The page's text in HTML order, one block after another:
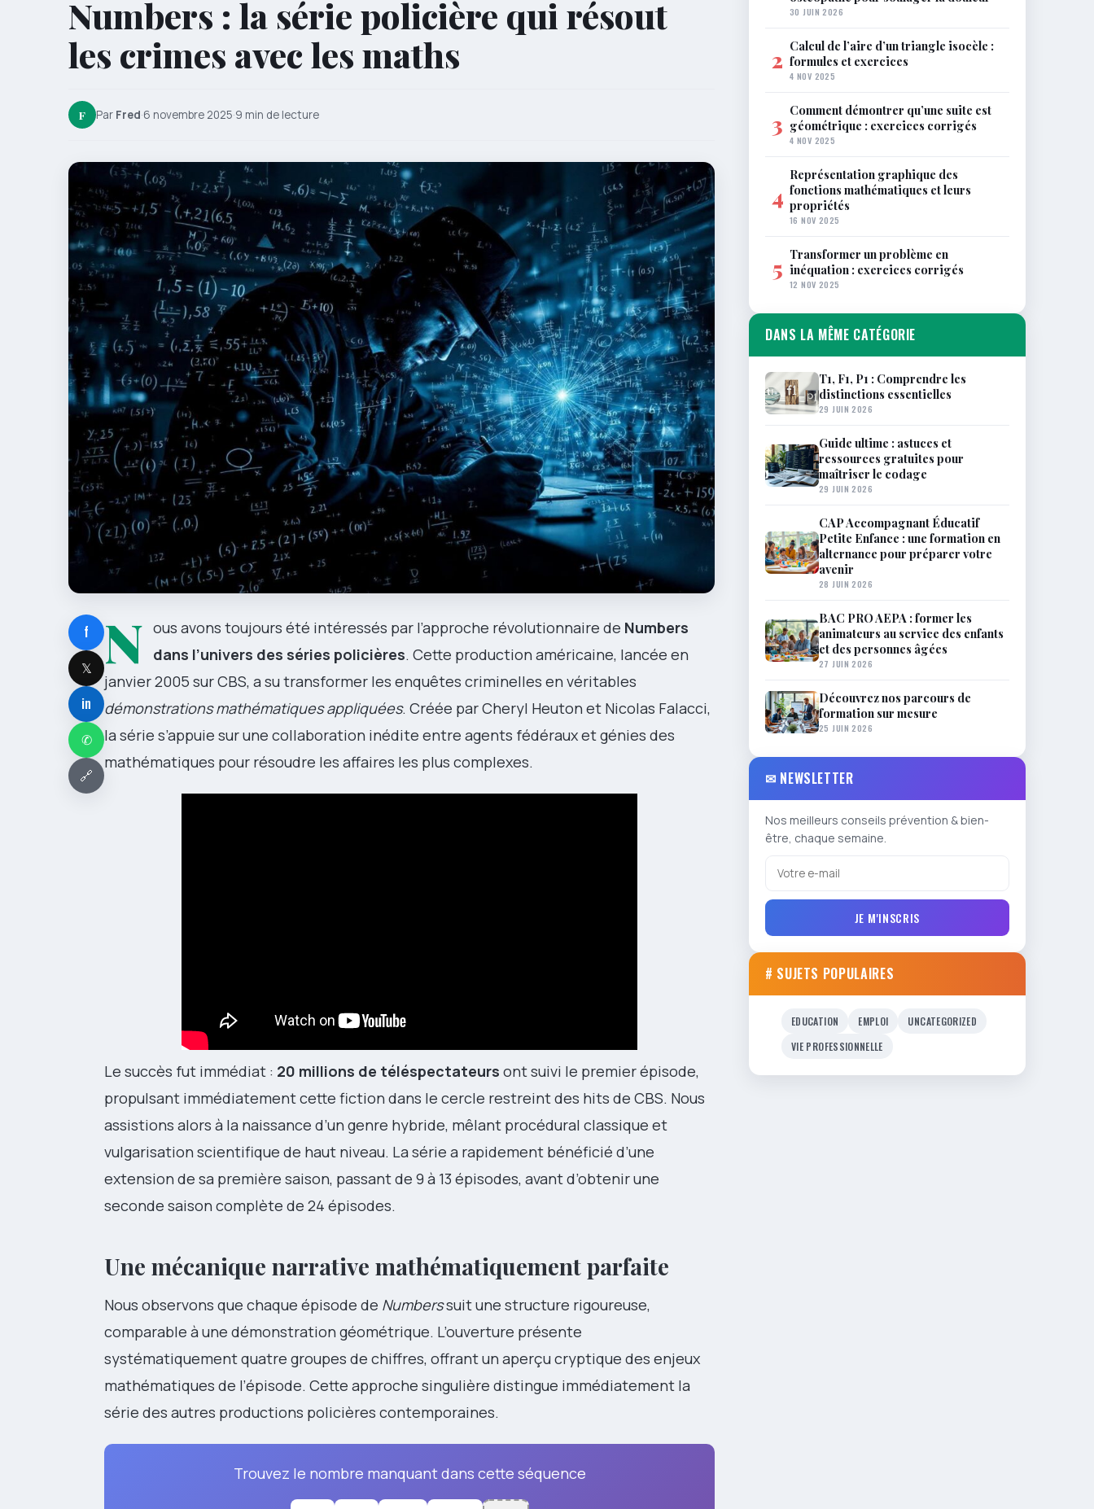
Numbers : la série policière qui résout
les crimes avec les maths
F Par Fred·6 novembre 2025·9 min de lecture
f
𝕏
in
✆
🔗
N ous avons toujours été intéressés par l’approche révolutionnaire de Numbers
dans l’univers des séries policières. Cette production américaine, lancée en
janvier 2005 sur CBS, a su transformer les enquêtes criminelles en véritables
démonstrations mathématiques appliquées. Créée par Cheryl Heuton et Nicolas Falacci,
la série s’appuie sur une collaboration inédite entre agents fédéraux et génies des
mathématiques pour résoudre les affaires les plus complexes.
Le succès fut immédiat : 20 millions de téléspectateurs ont suivi le premier épisode,
propulsant immédiatement cette fiction dans le cercle restreint des hits de CBS. Nous
assistions alors à la naissance d’un genre hybride, mêlant procédural classique et
vulgarisation scientifique de haut niveau. La série a rapidement bénéficié d’une
extension de sa première saison, passant de 9 à 13 épisodes, avant d’obtenir une
seconde saison complète de 24 épisodes.
Une mécanique narrative mathématiquement parfaite
Nous observons que chaque épisode de Numberssuit une structure rigoureuse,
comparable à une démonstration géométrique. L’ouverture présente
systématiquement quatre groupes de chiffres, offrant un aperçu cryptique des enjeux
mathématiques de l’épisode. Cette approche singulière distingue immédiatement la
série des autres productions policières contemporaines.
Trouvez le nombre manquant dans cette séquence
30 JUIN 2026
2 Calcul de l’aire d’un triangle isocèle :
formules et exercices
4 NOV 2025
3 Comment démontrer qu’une suite est
géométrique : exercices corrigés
4 NOV 2025
4
Représentation graphique des
fonctions mathématiques et leurs
propriétés
16 NOV 2025
5 Transformer un problème en
inéquation : exercices corrigés
12 NOV 2025
DANS LA MÊME CATÉGORIE
T1, F1, P1 : Comprendre les
distinctions essentielles
29 JUIN 2026
Guide ultime : astuces et
ressources gratuites pour
maîtriser le codage
29 JUIN 2026
CAP Accompagnant Éducatif
Petite Enfance : une formation en
alternance pour préparer votre
avenir
28 JUIN 2026
BAC PRO AEPA : former les
animateurs au service des enfants
et des personnes âgées
27 JUIN 2026
Découvrez nos parcours de
formation sur mesure
25 JUIN 2026
✉ NEWSLETTER
Nos meilleurs conseils prévention & bien-
être, chaque semaine.
JE M'INSCRIS
# SUJETS POPULAIRES
EDUCATION EMPLOI
UNCATEGORIZED
VIE PROFESSIONNELLE